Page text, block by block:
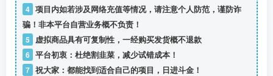
4 项目内如若涉及网络充值等情况，请注意个人防范，谨防诈
骗！非本平台自营业务概不负责！
5
虚拟商品具有可复制性，一经购买发货概不退款
6 平台初衷：杜绝割韭菜，减少试错成本！
7 祝大家：都能找到适合自己的项目，日进斗金！